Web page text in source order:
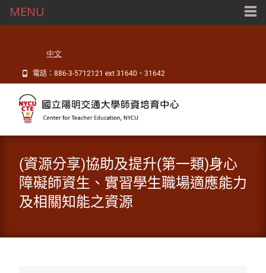
中文
電話：886-3-5712121 ext 31640、31642
(資源分享)協助及提升(第一類)身心
障礙師資生、實習學生職場適應能力
及相關知能之資源
MENU